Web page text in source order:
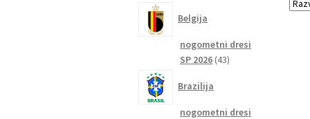
Belgija
nogometni dresi
SP 2026 4343
Brazilija
nogometni dresi